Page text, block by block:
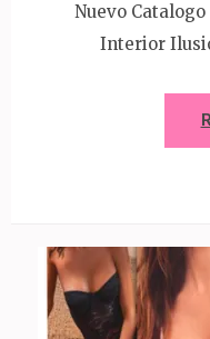
Nuevo
Interior